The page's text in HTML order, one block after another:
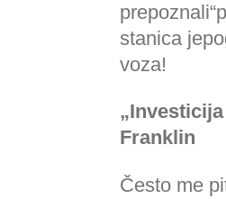
stanica
voza!
Franklin
Često me